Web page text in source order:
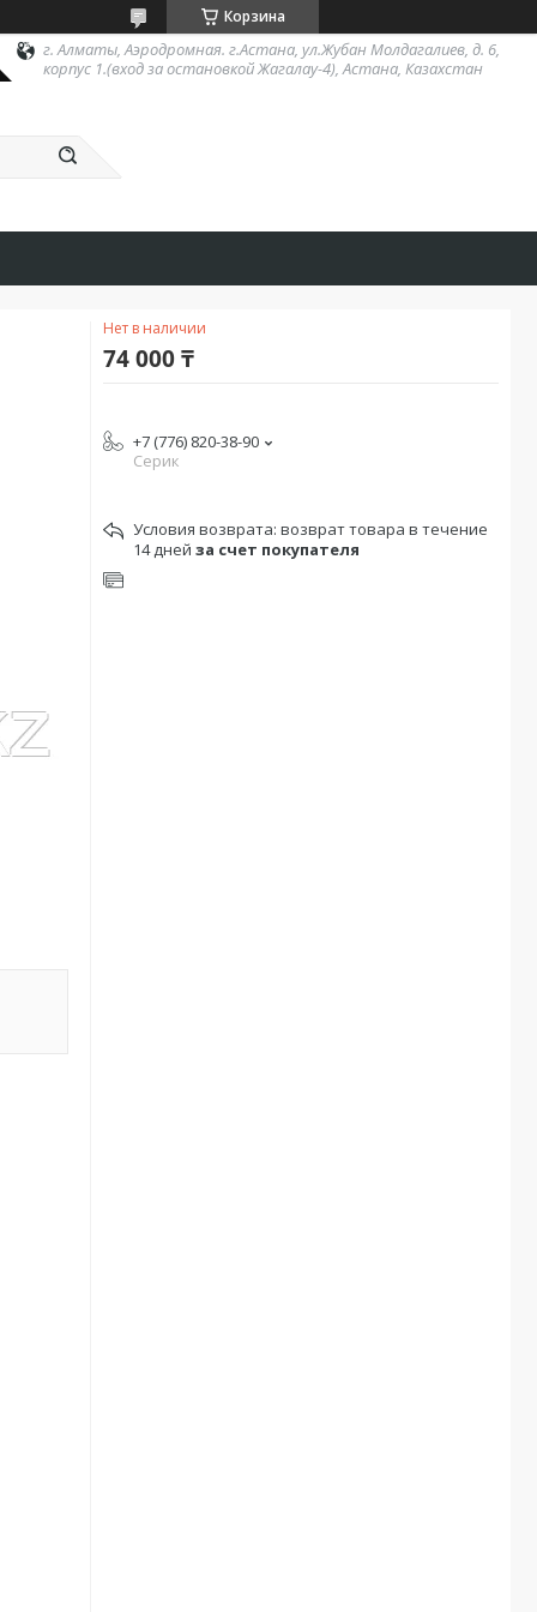
Корзина
г. Алматы, Аэродромная. г.Астана, ул.Жубан Молдагалиев, д. 6,
корпус 1.(вход за остановкой Жагалау-4), Астана, Казахстан
Нет в наличии
74 000 ₸
+7 (776) 820-38-90
Серик
возврат товара в течение
14 дней за счет покупателя